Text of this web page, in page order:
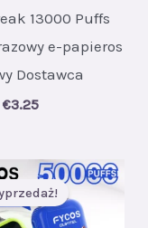
13000 Puffs
e-papieros
Dostawca
Original
€3.25Current